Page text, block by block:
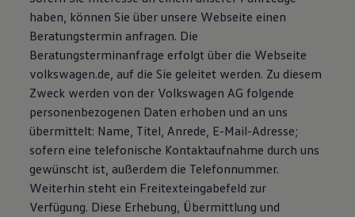
haben, können Sie über unsere Webseite einen
Beratungstermin anfragen. Die
Beratungsterminanfrage erfolgt über die Webseite
volkswagen.de, auf die Sie geleitet werden. Zu diesem
Zweck werden von der Volkswagen AG folgende
personenbezogenen Daten erhoben und an uns
übermittelt: Name, Titel, Anrede, E-Mail-Adresse;
sofern eine telefonische Kontaktaufnahme durch uns
gewünscht ist, außerdem die Telefonnummer.
Weiterhin steht ein Freitexteingabefeld zur
Verfügung. Diese Erhebung, Übermittlung und